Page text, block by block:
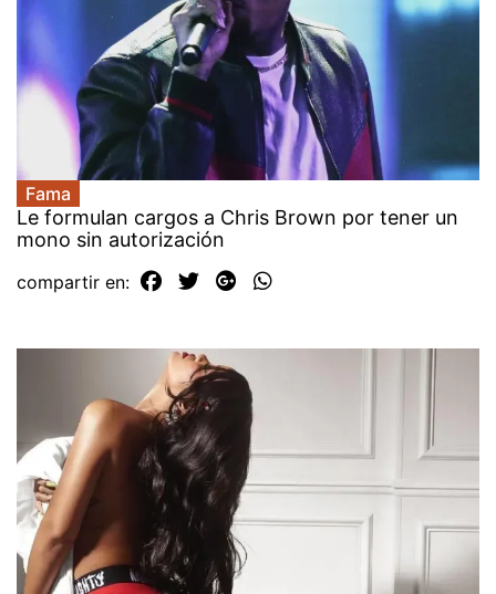
Fama
Le formulan cargos a Chris Brown por tener un
mono sin autorización
compartir en: